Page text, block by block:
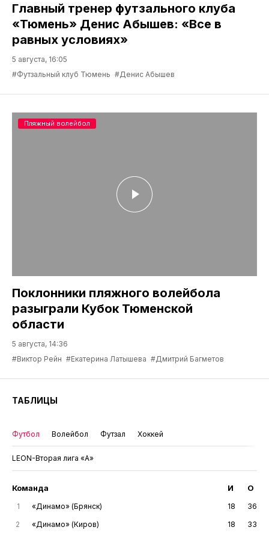
Главный тренер футзального клуба
«Тюмень» Денис Абышев: «Все в
равных условиях»
5 августа, 16:05
#Футзальный клуб Тюмень #Денис Абышев
Поклонники пляжного волейбола
разыграли Кубок Тюменской
области
5 августа, 14:36
#Виктор Рейн #Екатерина Латышева #Дмитрий Багметов
Пляжный волейбол
ТАБЛИЦЫ
Футбол Волейбол Футзал Хоккей
LEON-Вторая лига «А»
Команда И О
1 «Динамо» (Брянск) 18
36
2
«Динамо» (Киров) 18 33